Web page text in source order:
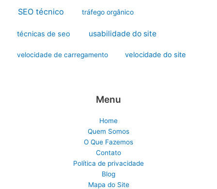
SEO técnico tráfego orgânico
técnicas de seo usabilidade do site
velocidade de carregamento velocidade do site
Menu
Home
Quem Somos
O Que Fazemos
Contato
Política de privacidade
Blog
Mapa do Site